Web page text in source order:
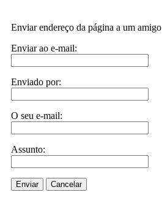
Enviar endereço da página a um amigo
Enviar ao e-mail:
Enviado por:
O seu e-mail:
Assunto:
Enviar Cancelar